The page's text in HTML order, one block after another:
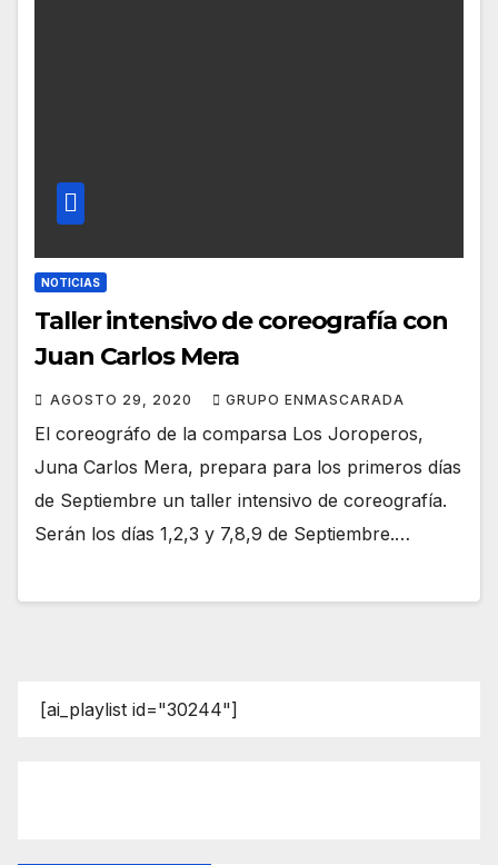
NOTICIAS
Taller intensivo de coreografía con
Juan Carlos Mera
AGOSTO 29, 2020 GRUPO ENMASCARADA
El coreográfo de la comparsa Los Joroperos,
Juna Carlos Mera, prepara para los primeros días
de Septiembre un taller intensivo de coreografía.
Serán los días 1,2,3 y 7,8,9 de Septiembre.…
[ai_playlist id="30244"]